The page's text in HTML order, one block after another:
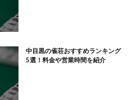
中目黒の雀荘おすすめランキング
5選！料金や営業時間を紹介